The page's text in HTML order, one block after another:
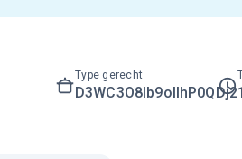
Type gerecht
D3WC3O8lb9ollhP0QDj2